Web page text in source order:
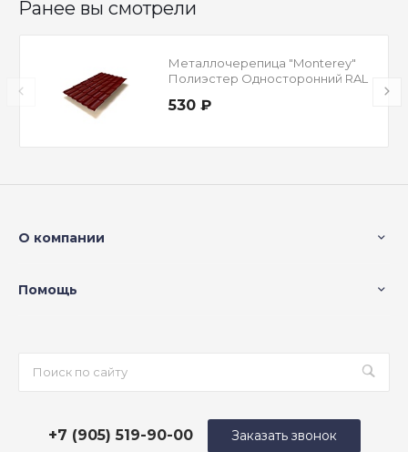
Ранее вы смотрели
Металлочерепица "Monterey"
Полиэстер Односторонний RAL
530 ₽
О компании
Помощь
+7 (905) 519-90-00 Заказать звонок